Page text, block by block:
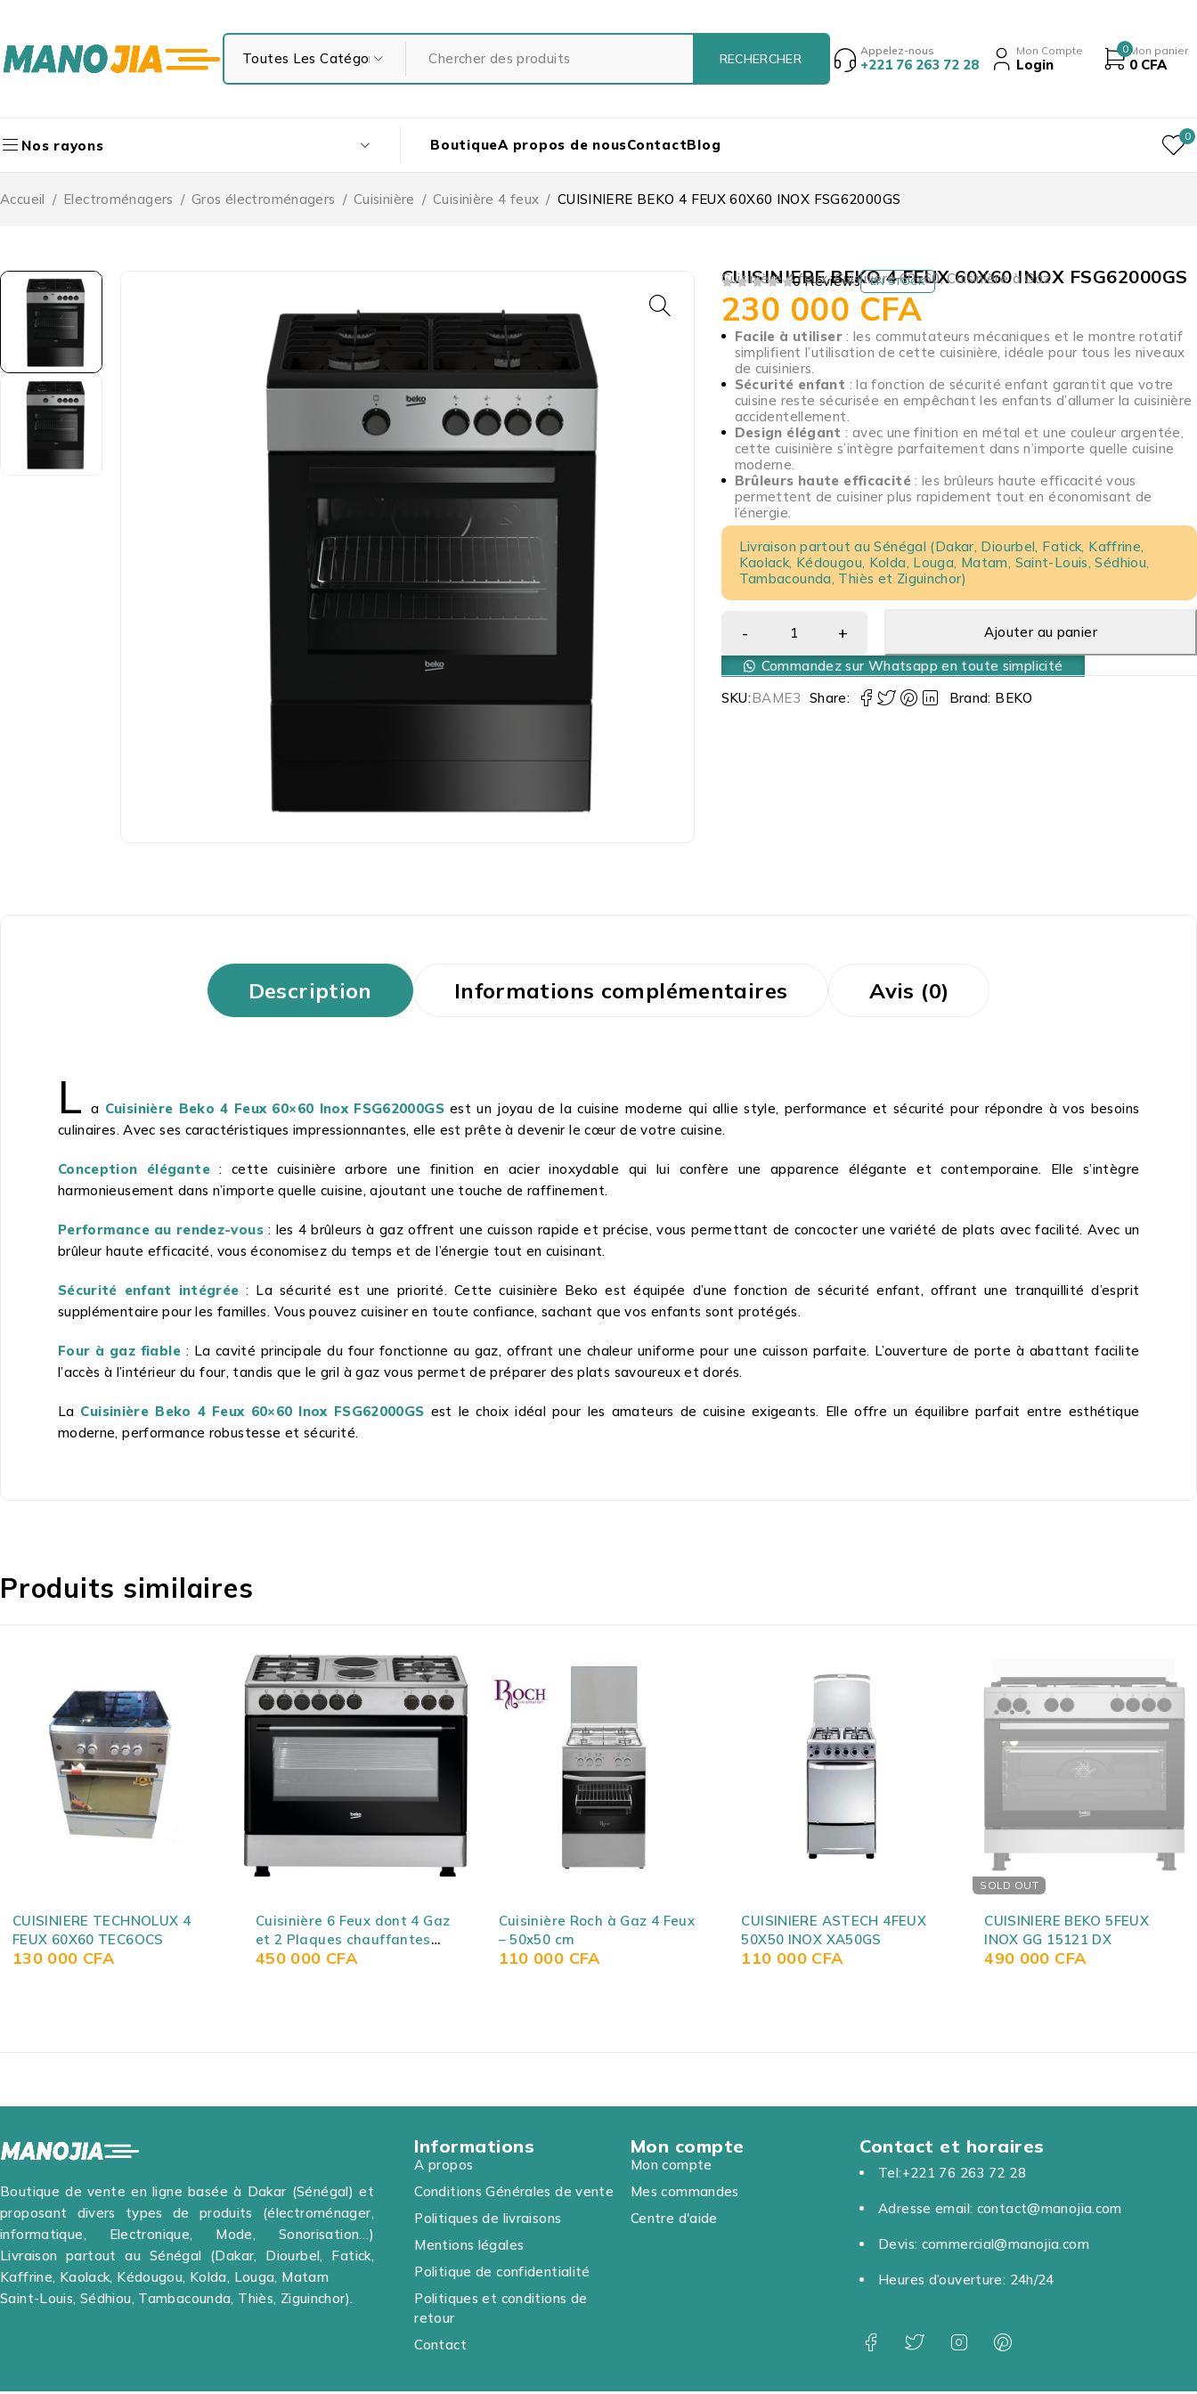
Appelez-nous
+221 76 263 72 28
Mon Compte
Login
0 Mon panier
0 CFA
Nos rayons BoutiqueA propos de nousContactBlog 0
Accueil / Electroménagers / Gros électroménagers / Cuisinière / Cuisinière 4 feux / CUISINIERE BEKO 4 FEUX 60X60 INOX FSG62000GS
Cuisinière 4 feux,Cuisinière 60x60,Cuisinière à Gaz
CUISINIERE BEKO 4 FEUX 60X60 INOX FSG62000GS
0 Reviews EN STOCK
230 000 CFA
Facile à utiliser: les commutateurs mécaniques et le montre rotatif
simplifient l’utilisation de cette cuisinière, idéale pour tous les niveaux
de cuisiniers.
Sécurité enfant : la fonction de sécurité enfant garantit que votre
cuisine reste sécurisée en empêchant les enfants d’allumer la cuisinière
accidentellement.
Design élégant : avec une finition en métal et une couleur argentée,
cette cuisinière s’intègre parfaitement dans n’importe quelle cuisine
moderne.
Brûleurs haute efficacité: les brûleurs haute efficacité vous
permettent de cuisiner plus rapidement tout en économisant de
l’énergie.
Livraison partout au Sénégal (Dakar, Diourbel, Fatick, Kaffrine,
Kaolack, Kédougou, Kolda, Louga, Matam, Saint-Louis, Sédhiou,
Tambacounda, Thiès et Ziguinchor)
Ajouter au panier
Commandez sur Whatsapp en toute simplicité
SKU:BAME3 Share: Brand: BEKO
Description Informations complémentaires Avis (0)
L a Cuisinière Beko 4 Feux 60×60 Inox FSG62000GSest un joyau de la cuisine moderne qui allie style, performance et sécurité pour répondre à vos besoins
culinaires. Avec ses caractéristiques impressionnantes, elle est prête à devenir le cœur de votre cuisine.
Conception élégante: cette cuisinière arbore une finition en acier inoxydable qui lui confère une apparence élégante et contemporaine. Elle s’intègre
harmonieusement dans n’importe quelle cuisine, ajoutant une touche de raffinement.
Performance au rendez-vous: les 4 brûleurs à gaz offrent une cuisson rapide et précise, vous permettant de concocter une variété de plats avec facilité. Avec un
brûleur haute efficacité, vous économisez du temps et de l’énergie tout en cuisinant.
Sécurité enfant intégrée : La sécurité est une priorité. Cette cuisinière Beko est équipée d’une fonction de sécurité enfant, offrant une tranquillité d’esprit
supplémentaire pour les familles. Vous pouvez cuisiner en toute confiance, sachant que vos enfants sont protégés.
Four à gaz fiable: La cavité principale du four fonctionne au gaz, offrant une chaleur uniforme pour une cuisson parfaite. L’ouverture de porte à abattant facilite
l’accès à l’intérieur du four, tandis que le gril à gaz vous permet de préparer des plats savoureux et dorés.
La Cuisinière Beko 4 Feux 60×60 Inox FSG62000GS est le choix idéal pour les amateurs de cuisine exigeants. Elle offre un équilibre parfait entre esthétique
moderne, performance robustesse et sécurité.
Produits similaires
Cuisinière 6 Feux dont 4 Gaz
et 2 Plaques chauffantes
Beko GE12121DX
450 000 CFA
Cuisinière Roch à Gaz 4 Feux
– 50x50 cm
110 000 CFA
CUISINIERE ASTECH 4FEUX
50X50 INOX XA50GS
110 000 CFA
CUISINIERE BEKO 5FEUX
INOX GG 15121 DX
490 000 CFA
Cuisinière 5 Feux dont 4 Gaz
et 1 Wok Beko GG 15114
DXNS
420 000 CFA
Boutique de vente en ligne basée à Dakar (Sénégal) et
proposant divers types de produits (électroménager,
informatique, Electronique, Mode, Sonorisation…)
Livraison partout au Sénégal (Dakar, Diourbel, Fatick,
Kaffrine, Kaolack, Kédougou, Kolda, Louga, Matam
Saint-Louis, Sédhiou, Tambacounda, Thiès, Ziguinchor).
Informations
A propos
Conditions Générales de vente
Politiques de livraisons
Mentions légales
Politique de confidentialité
Politiques et conditions de
retour
Contact
Mon compte
Mon compte
Mes commandes
Centre d'aide
Contact et horaires
Tel:+221 76 263 72 28
Adresse email: contact@manojia.com
Devis: commercial@manojia.com
Heures d’ouverture: 24h/24